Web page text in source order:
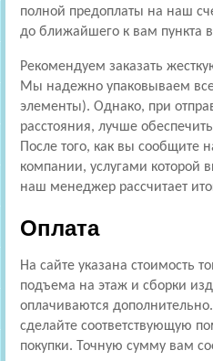
полной предоплаты на наш
до ближайшего к вам пункта
Рекомендуем заказать
Мы надежно упаковываем
элементы). Однако, при
расстояния, лучше
После того, как вы сообщите
компании, услугами которой
наш менеджер рассчитает
Оплата
На сайте указана стоимость
подъема на этаж и сборки
оплачиваются
сделайте соответствующую
покупки. Точную сумму вам